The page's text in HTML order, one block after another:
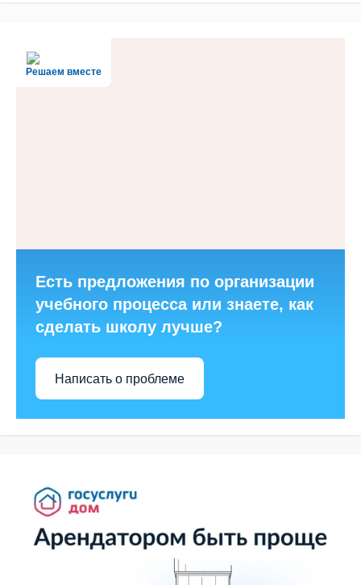
Решаем вместе
Есть предложения по организации
учебного процесса или знаете, как
сделать школу лучше?
Написать о проблеме